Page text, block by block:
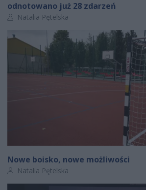
odnotowano już 28 zdarzeń
Autor artykułu:
Natalia Pętelska
Nowe boisko, nowe możliwości
Autor artykułu:
Natalia Pętelska